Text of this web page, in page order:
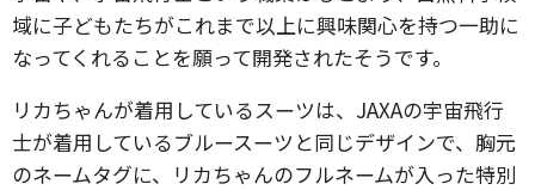
域に子どもたちがこれまで以上に興味関心を持つ一助に
なってくれることを願って開発されたそうです。
リカちゃんが着用しているスーツは、JAXAの宇宙飛行
士が着用しているブルースーツと同じデザインで、胸元
のネームタグに、リカちゃんのフルネームが入った特別